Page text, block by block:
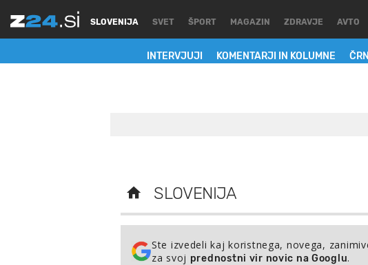
SLOVENIJA
INTERVJUJI KOMENTARJI IN KOLUMNE
SVET ŠPORT MAGAZIN ZDRAVJE AVTO
SLOVENIJA
Ste izvedeli kaj koristnega, novega,
za svoj prednostni vir novic na Googlu.